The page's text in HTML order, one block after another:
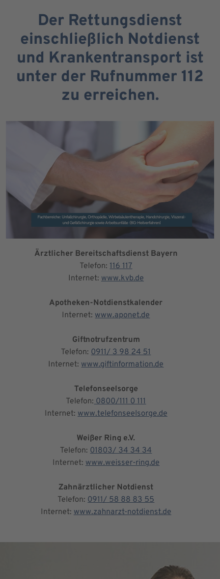
Der Rettungsdienst
einschließlich Notdienst
und Krankentransport ist
unter der Rufnummer 112
zu erreichen.
Ärztlicher Bereitschaftsdienst Bayern
Telefon:116 117
Internet: www.kvb.de
Apotheken-Notdienstkalender
Internet: www.aponet.de
Giftnotrufzentrum
Telefon: 0911/ 3 98 24 51
Internet: www.giftinformation.de
Telefonseelsorge
Telefon: 0800/111 0 111
Internet: www.telefonseelsorge.de
Weißer Ring e.V.
Telefon: 01803/ 34 34 34
Internet: www.weisser-ring.de
Zahnärztlicher Notdienst
Telefon: 0911/ 58 88 83 55
Internet: www.zahnarzt-notdienst.de